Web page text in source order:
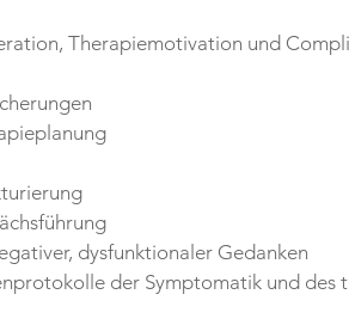
Therapiemotivation und
dysfunktionaler Gedanken
der Symptomatik und des